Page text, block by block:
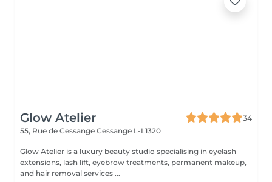
Glow Atelier
34
55, Rue de Cessange Cessange L-L1320
Glow Atelier is a luxury beauty studio specialising in eyelash
extensions, lash lift, eyebrow treatments, permanent makeup,
and hair removal services ...